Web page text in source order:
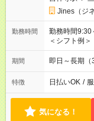
Jines（ジネ
勤務時間
勤務時間9:30
＜シフト例
12:30～21:30
期間 即日～長期（
特徴 日払いOK /
気になる！